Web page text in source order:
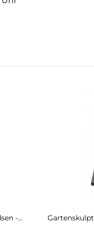
-...